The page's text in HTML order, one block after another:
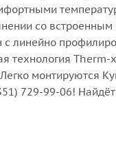
со
линейно
Therm-
монтируются
729-99-06!